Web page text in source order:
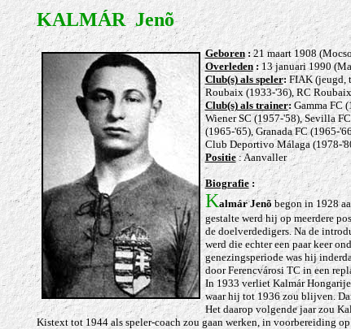
KALMÁR Jenõ
Geboren:21 maart 1908
Overleden:13 januari 1990
Club(s) als speler: FIAK (jeugd,
Roubaix (1933-'36), RC
Club(s) als trainer: Gamma FC
Wiener SC (1957-'58), Sevilla
(1965-'65), Granada FC (1965-
Club Deportivo Málaga (1978-
Positie : Aanvaller
Biografie:
Kalmár Jenõbegon in 1928
gestalte werd hij op meerdere
de doelverdedigers. Na de
werd die echter een paar keer
genezingsperiode was hij
door Ferencvárosi TC in een
In 1933 verliet Kalmár
waar hij tot 1936 zou blijven.
Het daarop volgende jaar zou
Kistext tot 1944 als speler-coach zou gaan werken, in voorbereiding